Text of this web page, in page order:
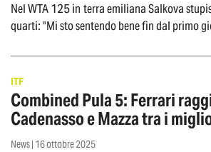
Nel WTA 125 in terra emiliana Salkova
quarti: "Mi sto sentendo bene fin dal primo
ITF
Combined Pula 5: Ferrari
Cadenasso e Mazza tra i
News | 16 ottobre 2025